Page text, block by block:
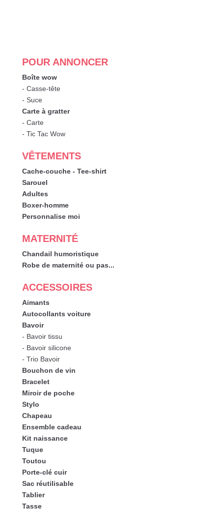
POUR ANNONCER
Boîte wow
- Casse-tête
- Suce
Carte à gratter
- Carte
- Tic Tac Wow
VÊTEMENTS
Cache-couche - Tee-shirt
Sarouel
Adultes
Boxer-homme
Personnalise moi
MATERNITÉ
Chandail humoristique
Robe de maternité ou pas...
ACCESSOIRES
Aimants
Autocollants voiture
Bavoir
- Bavoir tissu
- Bavoir silicone
- Trio Bavoir
Bouchon de vin
Bracelet
Miroir de poche
Stylo
Chapeau
Ensemble cadeau
Kit naissance
Tuque
Toutou
Porte-clé cuir
Sac réutilisable
Tablier
Tasse